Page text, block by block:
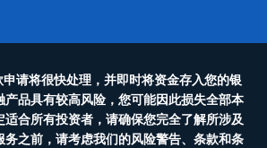
请将很快处理，并即时将资金存入您的银
品具有较高风险，您可能因此损失全部本
合所有投资者，请确保您完全了解所涉及
务之前，请考虑我们的风险警告、条款和条